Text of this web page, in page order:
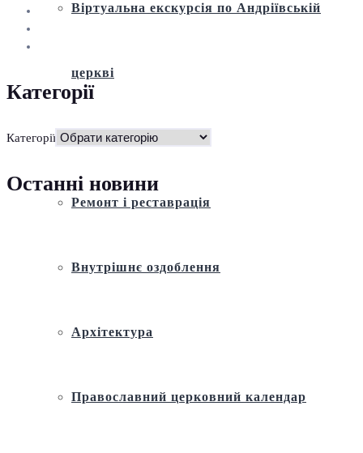
Віртуальна екскурсія по Андріївській
церкві
Історія
Ремонт і реставрація
Внутрішнє оздоблення
Архітектура
Православний церковний календар
Категорії
Категорії
Останні новини